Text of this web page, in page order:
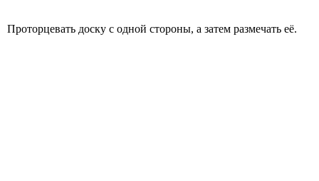
Проторцевать доску с одной стороны, а затем размечать её.